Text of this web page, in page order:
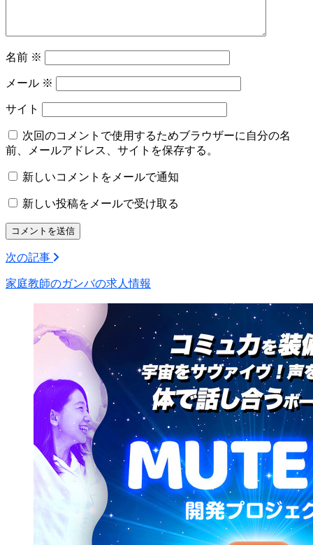
名前 ※
メール ※
サイト
次回のコメントで使用するためブラウザーに自分の名
前、メールアドレス、サイトを保存する。
新しいコメントをメールで通知
新しい投稿をメールで受け取る
次の記事
家庭教師のガンバの求人情報